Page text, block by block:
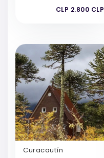
CLP 2.800 CLP
Curacautín